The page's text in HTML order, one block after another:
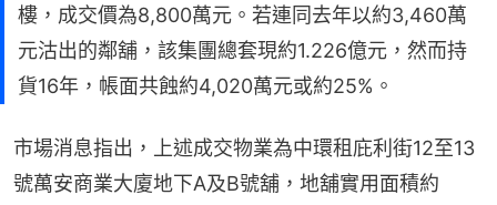
樓，成交價為8,800萬元。若連同去年以約3,460萬
元沽出的鄰舖，該集團總套現約1.226億元，然而持
貨16年，帳面共蝕約4,020萬元或約25%。
市場消息指出，上述成交物業為中環租庇利街12至13
號萬安商業大廈地下A及B號舖，地舖實用面積約